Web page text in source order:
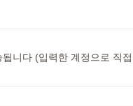
니다 (입력한 계정으로 직